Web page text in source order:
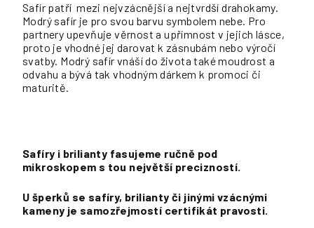
Safír patří mezi nejvzácnější a nejtvrdší drahokamy.
Modrý safír je pro svou barvu symbolem nebe. Pro
partnery upevňuje věrnost a upřímnost v jejich lásce,
proto je vhodné jej darovat k zásnubám nebo výročí
svatby. Modrý safír vnáší do života také moudrost a
odvahu a bývá tak vhodným dárkem k promoci či
maturitě.
Safíry i brilianty fasujeme ručně pod
mikroskopem s tou největší precizností.
U šperků se safíry, brilianty či jinými vzácnými
kameny je samozřejmostí certifikát pravosti.